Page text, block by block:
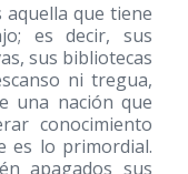
aquella que tiene
es decir, sus
sus bibliotecas
ni tregua,
una nación que
conocimiento
es lo primordial.
apagados sus